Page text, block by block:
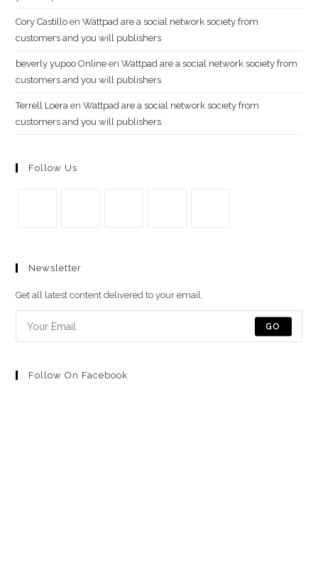
Cory Castillo enWattpad are a social network society from
customers and you will publishers
beverly yupoo Online enWattpad are a social network society from
customers and you will publishers
Terrell Loera enWattpad are a social network society from
customers and you will publishers
Follow Us
en
pestaña
en
pestaña
una
una
Newsletter
Get all latest content delivered to your email.
GO
Follow On Facebook